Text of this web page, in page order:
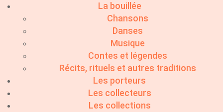
La bouillée
Chansons
Danses
Musique
Contes et légendes
Récits, rituels et autres traditions
Les porteurs
Les collecteurs
Les collections